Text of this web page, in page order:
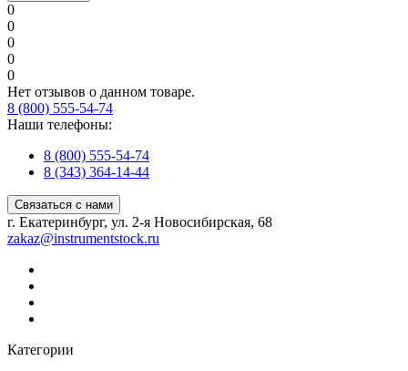
0
0
0
0
0
Нет отзывов о данном товаре.
8 (800) 555-54-74
Наши телефоны:
8 (800) 555-54-74
8 (343) 364-14-44
Связаться с нами
г. Екатеринбург, ул. 2-я Новосибирская, 68
zakaz@instrumentstock.ru
Категории